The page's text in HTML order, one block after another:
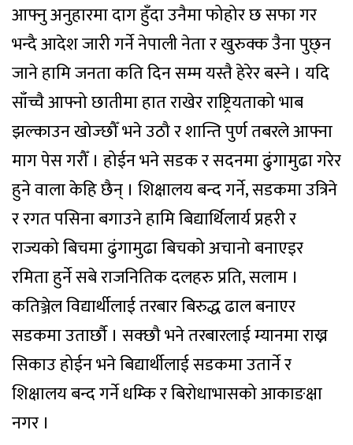
आफ्नु अनुहारमा दाग हुँदा उनैमा फोहोर छ सफा गर
भन्दै आदेश जारी गर्ने नेपाली नेता र खुरुक्क उैना पुछ्न
जाने हामि जनता कति दिन सम्म यस्तै हेरेर बस्ने । यदि
साँच्चै आफ्नो छातीमा हात राखेर राष्ट्रियताको भाब
झल्काउन खोज्छौँ भने उठौ र शान्ति पुर्ण तबरले आफ्ना
माग पेस गरौँ । होईन भने सडक र सदनमा ढुंगामुढा गरेर
हुने वाला केहि छैन् । शिक्षालय बन्द गर्ने, सडकमा उत्रिने
र रगत पसिना बगाउने हामि बिद्यार्थिलार्य प्रहरी र
राज्यको बिचमा ढुंगामुढा बिचको अचानो बनाएइर
रमिता हुर्ने सबे राजनितिक दलहरु प्रति, सलाम ।
कतिञ्जेल विद्यार्थीलाई तरबार बिरुद्ध ढाल बनाएर
सडकमा उतार्छौ । सक्छौ भने तरबारलाई म्यानमा राख्न
सिकाउ होईन भने बिद्यार्थीलाई सडकमा उतार्ने र
शिक्षालय बन्द गर्ने धम्कि र बिरोधाभासको आकाङक्षा
नगर ।